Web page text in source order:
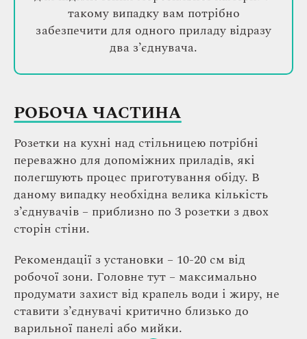
такому випадку вам потрібно
забезпечити для одного приладу відразу
два з’єднувача.
РОБОЧА ЧАСТИНА
Розетки на кухні над стільницею потрібні
переважно для допоміжних приладів, які
полегшують процес приготування обіду. В
даному випадку необхідна велика кількість
з’єднувачів – приблизно по 3 розетки з двох
сторін стіни.
Рекомендації з установки – 10-20 см від
робочої зони. Головне тут – максимально
продумати захист від крапель води і жиру, не
ставити з’єднувачі критично близько до
варильної панелі або мийки.